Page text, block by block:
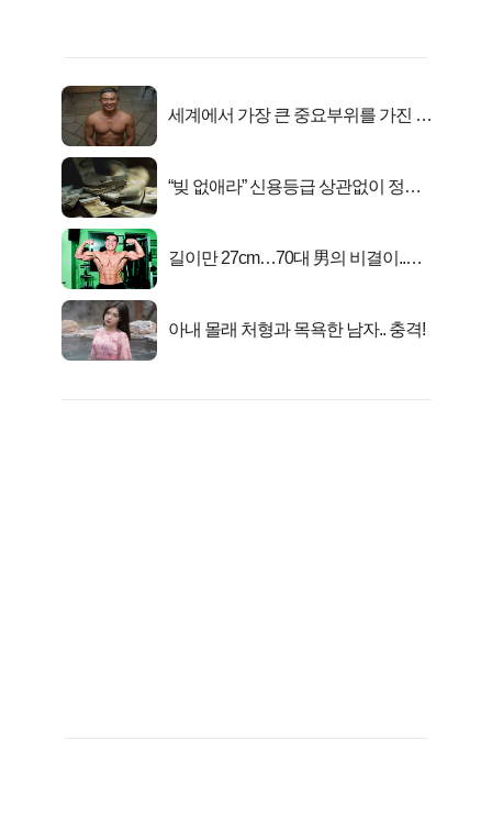
세계에서 가장 큰 중요부위를 가진 남
“빚 없애라” 신용등급 상관없이 정부
길이만 27cm…70대 男의 비결이..충
아내 몰래 처형과 목욕한 남자.. 충격!